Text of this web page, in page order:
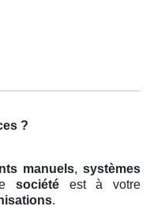
?
manuels, systèmes
sociétéest à votre
.